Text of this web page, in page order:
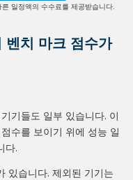
일정액의 수수료를 제공받습니다.
벤치 마크 점수가
기들도 일부 있습니다. 이
수를 보이기 위에 성능 일
다.
있습니다. 제외된 기기는